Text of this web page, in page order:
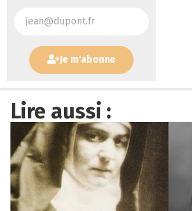
Je m'abonne
Lire aussi :